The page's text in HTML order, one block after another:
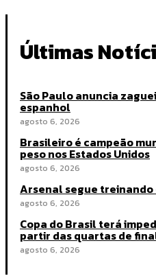
Últimas
São Paulo anuncia
espanhol
agosto 6, 2026
Brasileiro é campeão
peso nos Estados Unidos
agosto 6, 2026
Arsenal segue treinando
agosto 6, 2026
Copa do Brasil terá
partir das quartas de
agosto 6, 2026